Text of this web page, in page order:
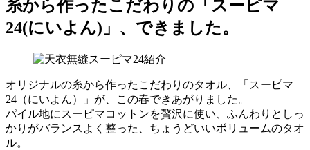
糸から作ったこだわりの「スーピマ
24(にいよん)」、できました。
オリジナルの糸から作ったこだわりのタオル、「スーピマ
24（にいよん）」が、この春できあがりました。
パイル地にスーピマコットンを贅沢に使い、ふんわりとしっ
かりがバランスよく整った、ちょうどいいボリュームのタオ
ル。